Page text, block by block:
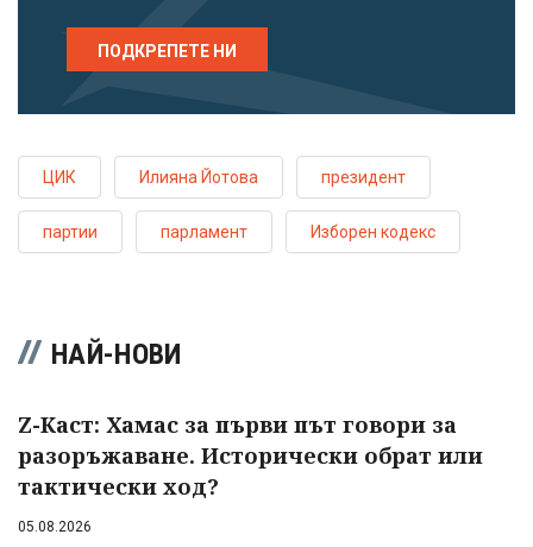
ПОДКРЕПЕТЕ НИ
ЦИК Илияна Йотова президент
партии парламент Изборен кодекс
НАЙ-НОВИ
Z-Каст: Хамас за първи път говори за
разоръжаване. Исторически обрат или
тактически ход?
05.08.2026